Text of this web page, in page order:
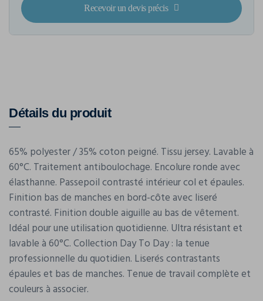
Recevoir un devis précis
Détails du produit
65% polyester / 35% coton peigné. Tissu jersey. Lavable à
60°C. Traitement antiboulochage. Encolure ronde avec
élasthanne. Passepoil contrasté intérieur col et épaules.
Finition bas de manches en bord-côte avec liseré
contrasté. Finition double aiguille au bas de vêtement.
Idéal pour une utilisation quotidienne. Ultra résistant et
lavable à 60°C. Collection Day To Day : la tenue
professionnelle du quotidien. Liserés contrastants
épaules et bas de manches. Tenue de travail complète et
couleurs à associer.